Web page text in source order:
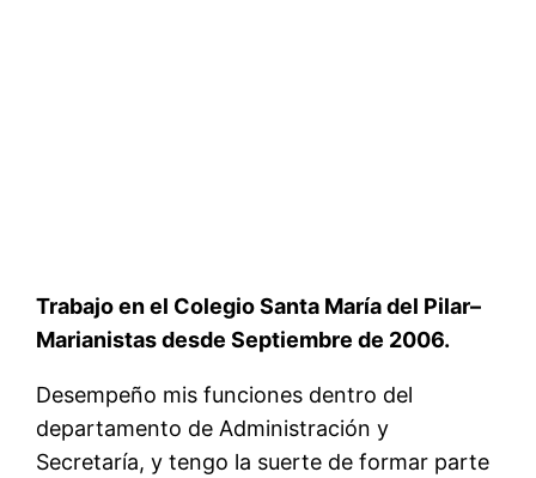
Trabajo en el Colegio Santa María del Pilar–
Marianistas desde Septiembre de 2006.
Desempeño mis funciones dentro del
departamento de Administración y
Secretaría, y tengo la suerte de formar parte